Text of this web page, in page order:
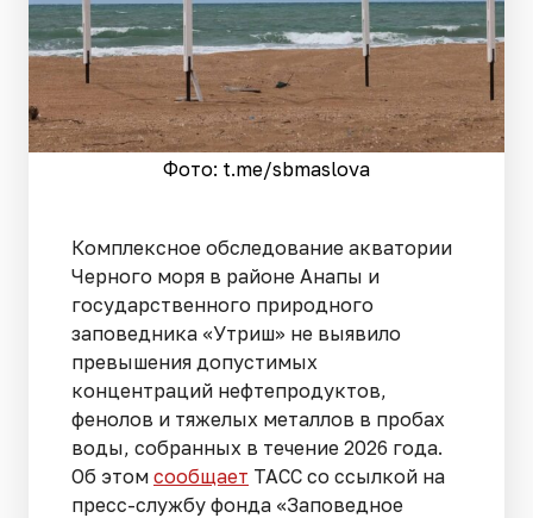
Фото: t.me/sbmaslova
Комплексное обследование акватории
Черного моря в районе Анапы и
государственного природного
заповедника «Утриш» не выявило
превышения допустимых
концентраций нефтепродуктов,
фенолов и тяжелых металлов в пробах
воды, собранных в течение 2026 года.
Об этом сообщает ТАСС со ссылкой на
пресс-службу фонда «Заповедное